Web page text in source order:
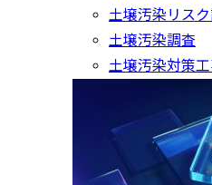
土壌汚染リス
土壌汚染調査
土壌汚染対策